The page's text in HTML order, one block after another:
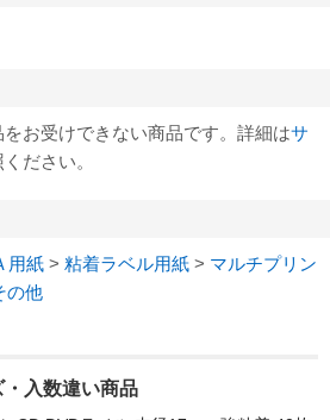
お受けできない商品です。詳細はサ
ださい。
用紙 > 粘着ラベル用紙 > マルチプリン
の他
入数違い商品